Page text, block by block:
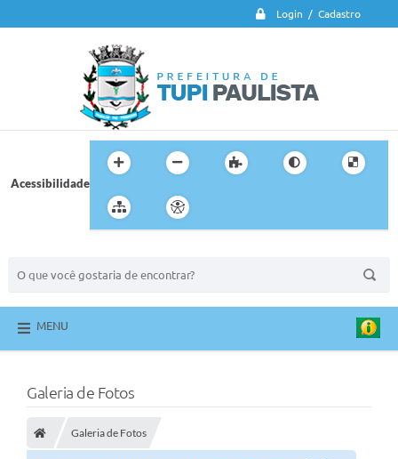
Login / Cadastro
Acessibilidade
MENU
Galeria de Fotos
Galeria de Fotos